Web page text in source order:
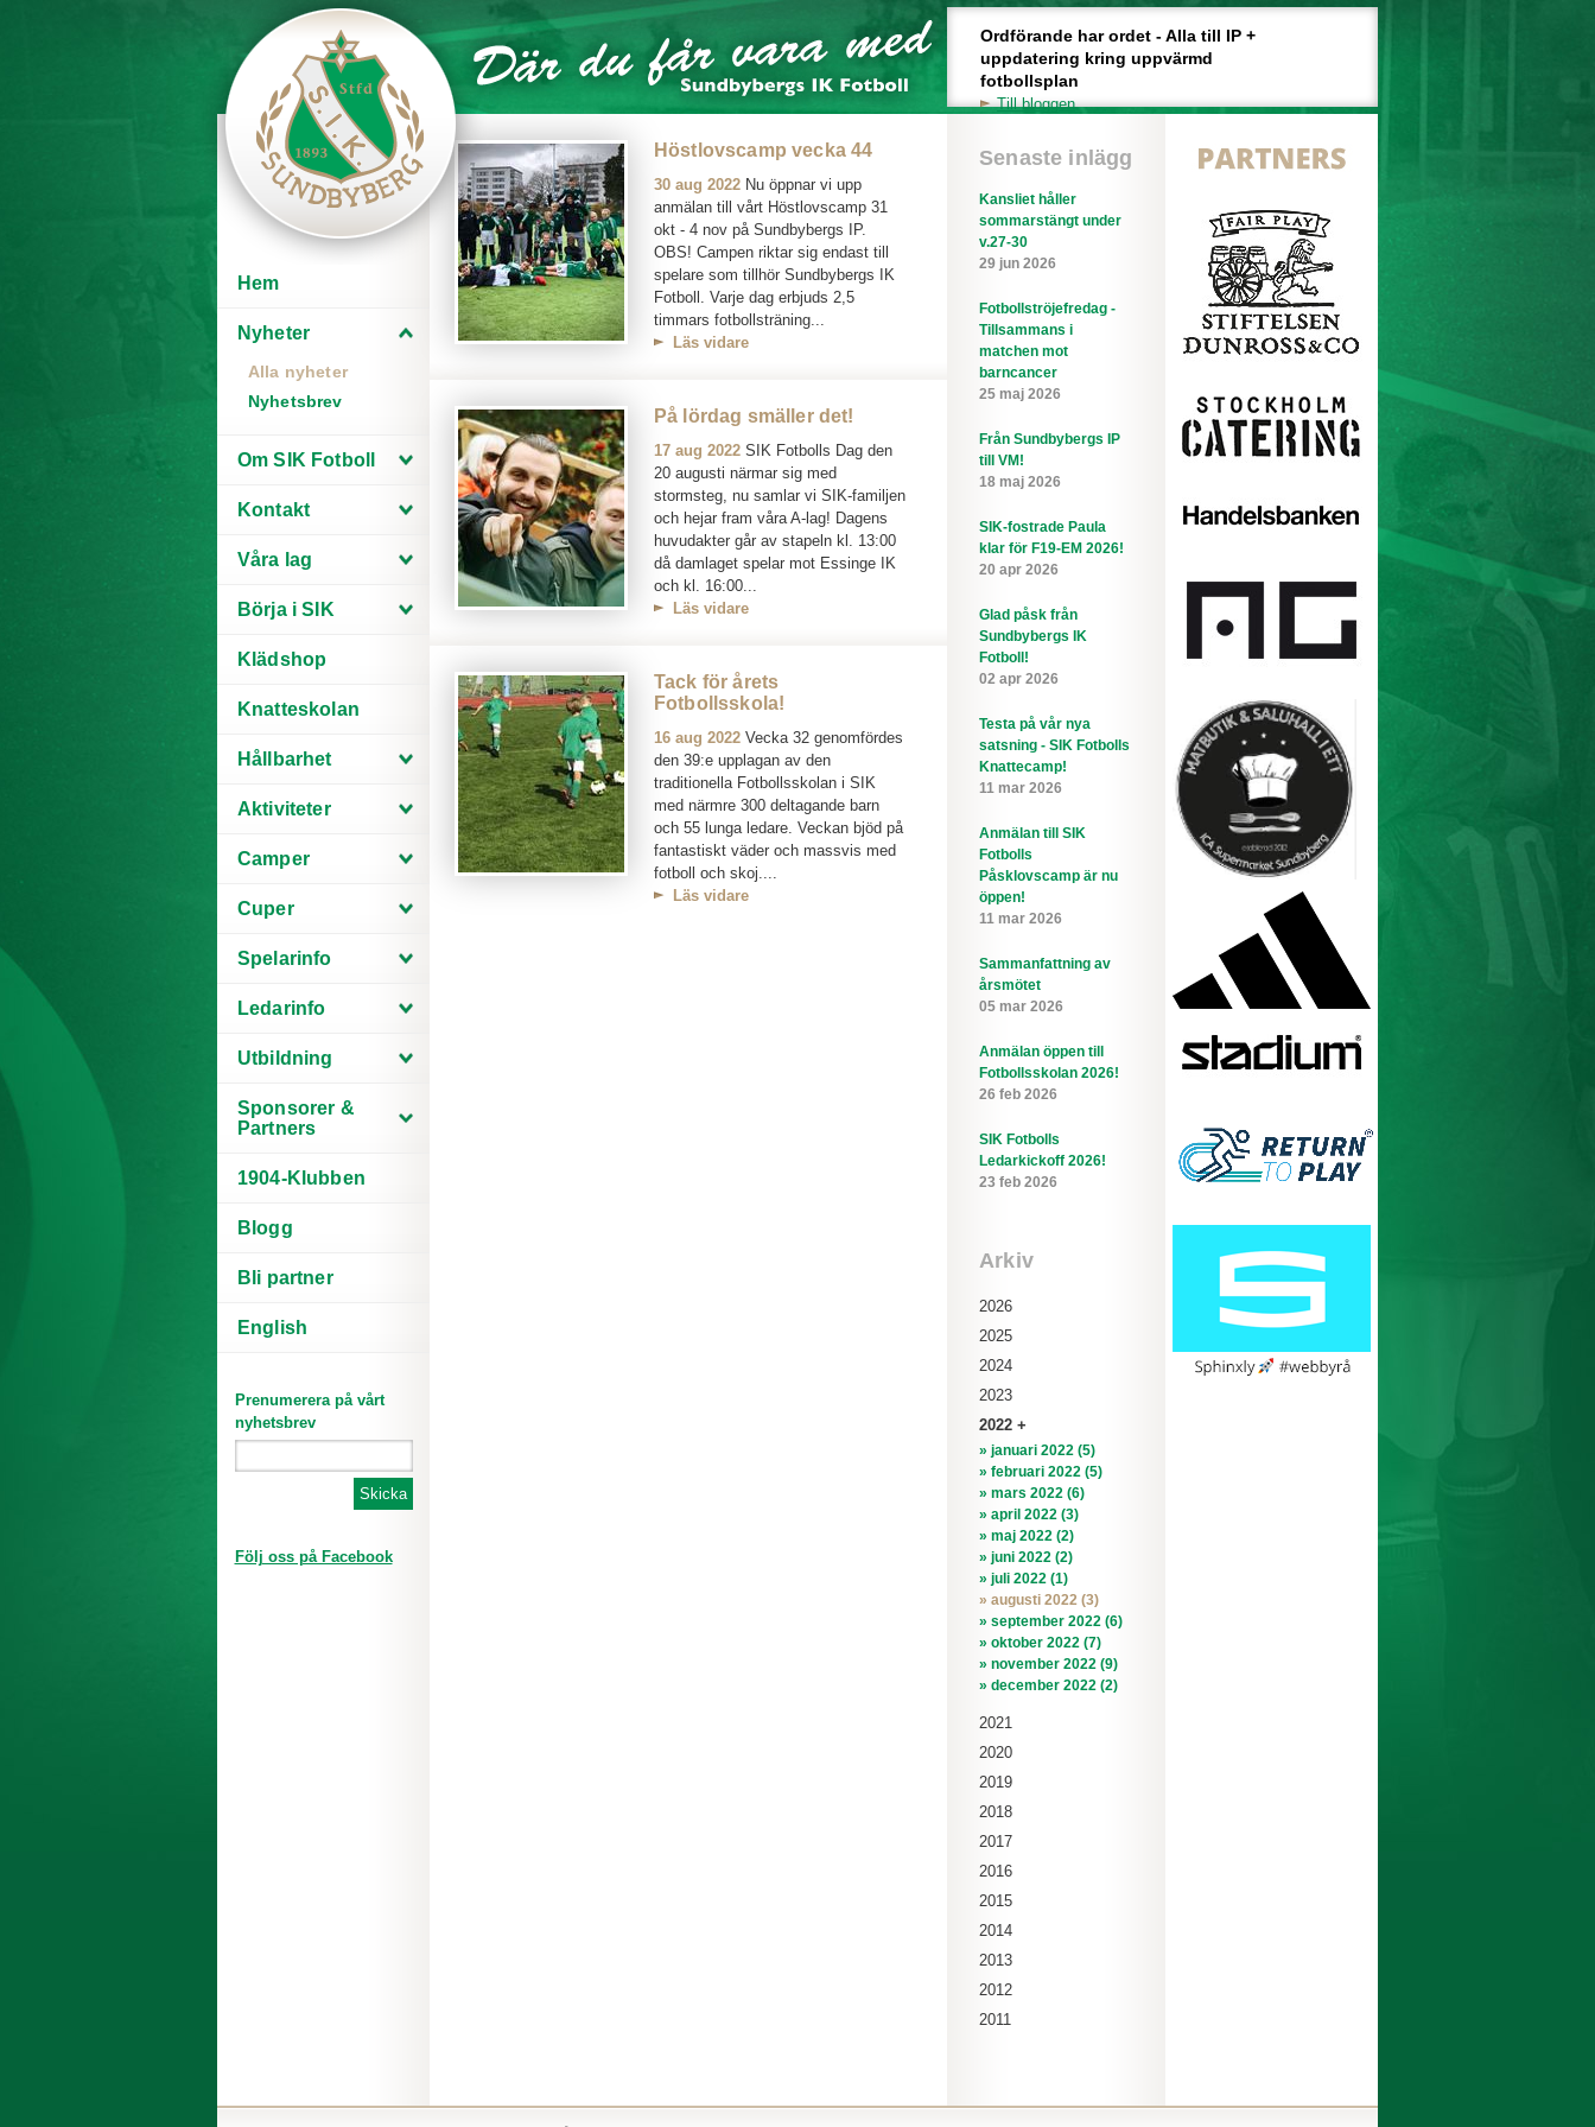
Ordförande har ordet - Alla till IP +
uppdatering kring uppvärmd
fotbollsplan
Till bloggen
Hem
Nyheter
Alla nyheter
Nyhetsbrev
Om SIK Fotboll
Kontakt
Våra lag
Börja i SIK
Klädshop
Knatteskolan
Hållbarhet
Aktiviteter
Camper
Cuper
Spelarinfo
Ledarinfo
Utbildning
Sponsorer &
Partners
1904-Klubben
Blogg
Bli partner
English
Prenumerera på vårt
nyhetsbrev
Följ oss på Facebook
Höstlovscamp vecka 44
30 aug 2022 Nu öppnar vi upp
anmälan till vårt Höstlovscamp 31
okt - 4 nov på Sundbybergs IP.
OBS! Campen riktar sig endast till
spelare som tillhör Sundbybergs IK
Fotboll. Varje dag erbjuds 2,5
timmars fotbollsträning...
Läs vidare
På lördag smäller det!
17 aug 2022 SIK Fotbolls Dag den
20 augusti närmar sig med
stormsteg, nu samlar vi SIK-familjen
och hejar fram våra A-lag! Dagens
huvudakter går av stapeln kl. 13:00
då damlaget spelar mot Essinge IK
och kl. 16:00...
Läs vidare
Tack för årets
Fotbollsskola!
16 aug 2022 Vecka 32 genomfördes
den 39:e upplagan av den
traditionella Fotbollsskolan i SIK
med närmre 300 deltagande barn
och 55 lunga ledare. Veckan bjöd på
fantastiskt väder och massvis med
fotboll och skoj....
Läs vidare
Senaste inlägg
Kansliet håller
sommarstängt under
v.27-30
29 jun 2026
Fotbollströjefredag -
Tillsammans i
matchen mot
barncancer
25 maj 2026
Från Sundbybergs IP
till VM!
18 maj 2026
SIK-fostrade Paula
klar för F19-EM 2026!
20 apr 2026
Glad påsk från
Sundbybergs IK
Fotboll!
02 apr 2026
Testa på vår nya
satsning - SIK Fotbolls
Knattecamp!
11 mar 2026
Anmälan till SIK
Fotbolls
Påsklovscamp är nu
öppen!
11 mar 2026
Sammanfattning av
årsmötet
05 mar 2026
Anmälan öppen till
Fotbollsskolan 2026!
26 feb 2026
SIK Fotbolls
Ledarkickoff 2026!
23 feb 2026
Arkiv
2026
2025
2024
2023
2022
» januari 2022 (5)
» februari 2022 (5)
» mars 2022 (6)
» april 2022 (3)
» maj 2022 (2)
» juni 2022 (2)
» juli 2022 (1)
» augusti 2022 (3)
» september 2022 (6)
» oktober 2022 (7)
» november 2022 (9)
» december 2022 (2)
2021
2020
2019
2018
2017
2016
2015
2014
2013
2012
2011